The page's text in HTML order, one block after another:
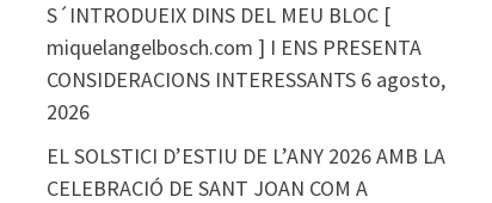
S´INTRODUEIX DINS DEL MEU BLOC [
miquelangelbosch.com ] I ENS PRESENTA
CONSIDERACIONS INTERESSANTS 6 agosto,
2026
EL SOLSTICI D’ESTIU DE L’ANY 2026 AMB LA
CELEBRACIÓ DE SANT JOAN COM A